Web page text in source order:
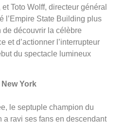
Toto Wolff, directeur général
l’Empire State Building plus
découvrir la célèbre
et d’actionner l’interrupteur
du spectacle lumineux
York
le septuple champion du
a ravi ses fans en descendant